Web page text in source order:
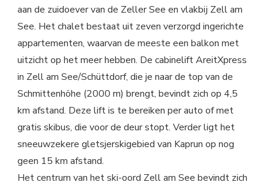
aan de zuidoever van de Zeller See en vlakbij Zell am
See. Het chalet bestaat uit zeven verzorgd ingerichte
appartementen, waarvan de meeste een balkon met
uitzicht op het meer hebben. De cabinelift AreitXpress
in Zell am See/Schüttdorf, die je naar de top van de
Schmittenhöhe (2000 m) brengt, bevindt zich op 4,5
km afstand. Deze lift is te bereiken per auto of met
gratis skibus, die voor de deur stopt. Verder ligt het
sneeuwzekere gletsjerskigebied van Kaprun op nog
geen 15 km afstand.
Het centrum van het ski-oord Zell am See bevindt zich